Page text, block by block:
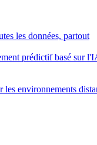
les données, partout
prédictif basé sur
les environnements